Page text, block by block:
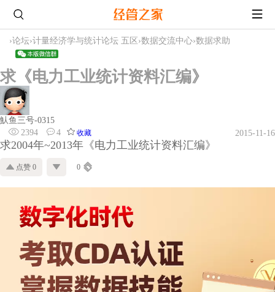
›论坛›计量经济学与统计论坛 五区 ›数据交流中心›数据求助
求《电力工业统计资料汇编》
魜鱼三号-0315
2394
4 收藏 2015-11-16
求2004年~2013年《电力工业统计资料汇编》
点赞 0 0